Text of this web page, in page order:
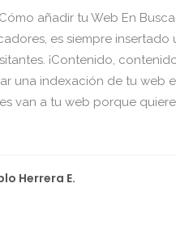
añadir tu Web En
es siempre
¡Contenido,
una indexación de tu web
van a tu web porque
Herrera E.